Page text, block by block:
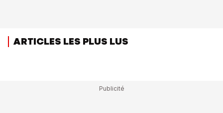
ARTICLES LES PLUS LUS